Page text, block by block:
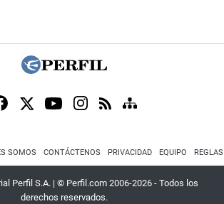
SOMOS CONTÁCTENOS PRIVACIDAD EQUIPO
Perfil S.A. | © Perfil.com 2006-2026 - Todos los
derechos reservados.